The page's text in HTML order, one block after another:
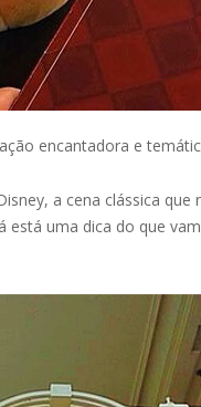
encantadora e
a cena clássica que
uma dica do que